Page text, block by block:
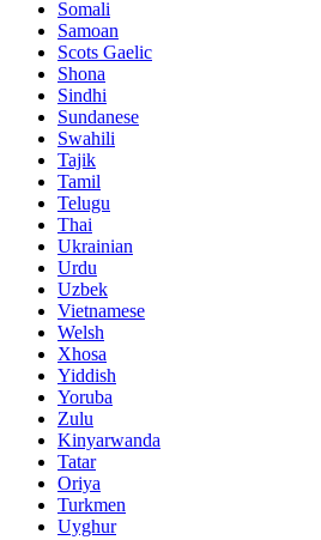
Somali
Samoan
Scots Gaelic
Shona
Sindhi
Sundanese
Swahili
Tajik
Tamil
Telugu
Thai
Ukrainian
Urdu
Uzbek
Vietnamese
Welsh
Xhosa
Yiddish
Yoruba
Zulu
Kinyarwanda
Tatar
Oriya
Turkmen
Uyghur